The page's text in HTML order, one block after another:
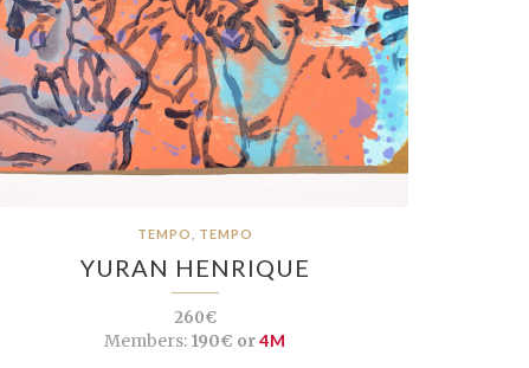
TEMPO, TEMPO
YURAN HENRIQUE
260€
Members: 190€ or4M